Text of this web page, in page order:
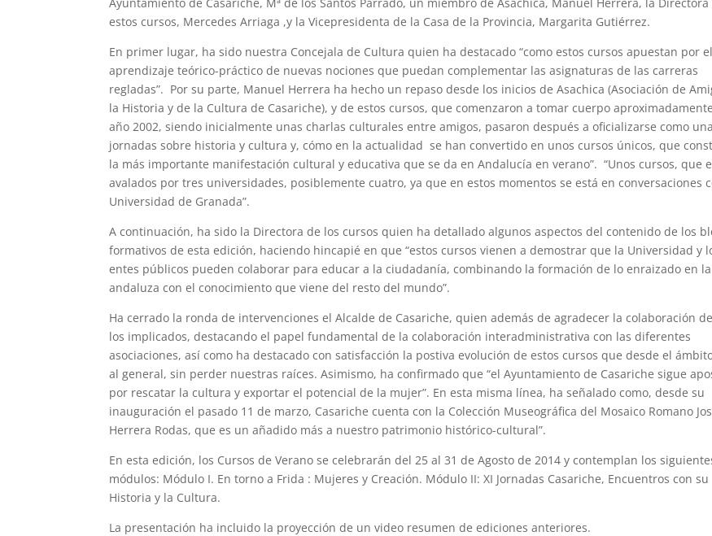
estos cursos, Mercedes Arriaga ,y la Vicepresidenta de la Casa de la Provincia, Margarita Gutiérrez.
En primer lugar, ha sido nuestra Concejala de Cultura quien ha destacado “como estos cursos apuestan por el
aprendizaje teórico-práctico de nuevas nociones que puedan complementar las asignaturas de las carreras
regladas”. Por su parte, Manuel Herrera ha hecho un repaso desde los inicios de Asachica (Asociación de
la Historia y de la Cultura de Casariche), y de estos cursos, que comenzaron a tomar cuerpo
año 2002, siendo inicialmente unas charlas culturales entre amigos, pasaron después a oficializarse como
jornadas sobre historia y cultura y, cómo en la actualidad se han convertido en unos cursos únicos, que
la más importante manifestación cultural y educativa que se da en Andalucía en verano”. “Unos cursos, que
avalados por tres universidades, posiblemente cuatro, ya que en estos momentos se está en conversaciones
Universidad de Granada”.
A continuación, ha sido la Directora de los cursos quien ha detallado algunos aspectos del contenido de los
formativos de esta edición, haciendo hincapié en que “estos cursos vienen a demostrar que la Universidad y
entes públicos pueden colaborar para educar a la ciudadanía, combinando la formación de lo enraizado en
andaluza con el conocimiento que viene del resto del mundo”.
Ha cerrado la ronda de intervenciones el Alcalde de Casariche, quien además de agradecer la colaboración
los implicados, destacando el papel fundamental de la colaboración interadministrativa con las diferentes
asociaciones, así como ha destacado con satisfacción la postiva evolución de estos cursos que desde el
al general, sin perder nuestras raíces. Asimismo, ha confirmado que “el Ayuntamiento de Casariche sigue
por rescatar la cultura y exportar el potencial de la mujer”. En esta misma línea, ha señalado como, desde su
inauguración el pasado 11 de marzo, Casariche cuenta con la Colección Museográfica del Mosaico Romano
Herrera Rodas, que es un añadido más a nuestro patrimonio histórico-cultural”.
En esta edición, los Cursos de Verano se celebrarán del 25 al 31 de Agosto de 2014 y contemplan los
módulos: Módulo I. En torno a Frida : Mujeres y Creación. Módulo II: XI Jornadas Casariche, Encuentros con su
Historia y la Cultura.
La presentación ha incluido la proyección de un video resumen de ediciones anteriores.